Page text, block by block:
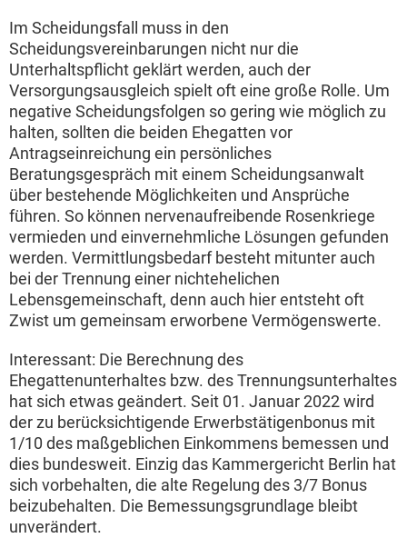
Im Scheidungsfall muss in den
Scheidungsvereinbarungen nicht nur die
Unterhaltspflicht geklärt werden, auch der
Versorgungsausgleich spielt oft eine große Rolle. Um
negative Scheidungsfolgen so gering wie möglich zu
halten, sollten die beiden Ehegatten vor
Antragseinreichung ein persönliches
Beratungsgespräch mit einem Scheidungsanwalt
über bestehende Möglichkeiten und Ansprüche
führen. So können nervenaufreibende Rosenkriege
vermieden und einvernehmliche Lösungen gefunden
werden. Vermittlungsbedarf besteht mitunter auch
bei der Trennung einer nichtehelichen
Lebensgemeinschaft, denn auch hier entsteht oft
Zwist um gemeinsam erworbene Vermögenswerte.
Interessant: Die Berechnung des
Ehegattenunterhaltes bzw. des Trennungsunterhaltes
hat sich etwas geändert. Seit 01. Januar 2022 wird
der zu berücksichtigende Erwerbstätigenbonus mit
1/10 des maßgeblichen Einkommens bemessen und
dies bundesweit. Einzig das Kammergericht Berlin hat
sich vorbehalten, die alte Regelung des 3/7 Bonus
beizubehalten. Die Bemessungsgrundlage bleibt
unverändert.